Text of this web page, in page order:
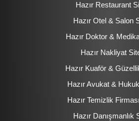
Hazır Restaurant
Hazır Otel & Salon
Hazır Doktor &
Hazır Nakliyat
Hazır Kuaför &
Hazır Avukat &
Hazır Temizlik
Hazır Danışmanlık